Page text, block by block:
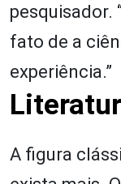
pesquisador.
fato de a
experiência.”
A figura